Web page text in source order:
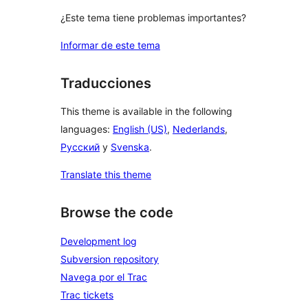
¿Este tema tiene problemas importantes?
Informar de este tema
Traducciones
This theme is available in the following
languages: English (US), Nederlands,
Русский y Svenska.
Translate this theme
Browse the code
Development log
Subversion repository
Navega por el Trac
Trac tickets